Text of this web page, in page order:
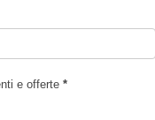
e offerte *